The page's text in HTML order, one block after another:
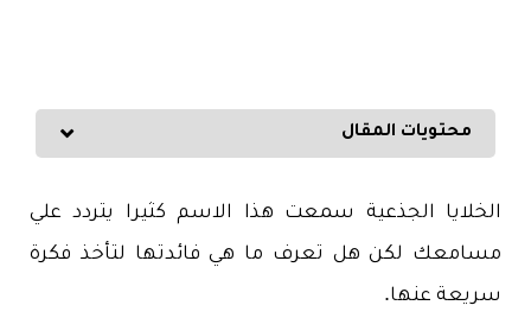
محتويات المقال
الخلايا الجذعية سمعت هذا الاسم كثيرا يتردد علي
مسامعك لكن هل تعرف ما هي فائدتها لتأخذ فكرة
سريعة عنها.